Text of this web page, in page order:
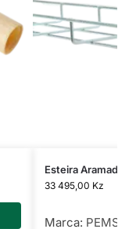
Esteira
33 495,00 Kz
Marca: